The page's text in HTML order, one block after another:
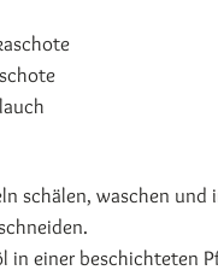
schälen, waschen und
in einer beschichteten